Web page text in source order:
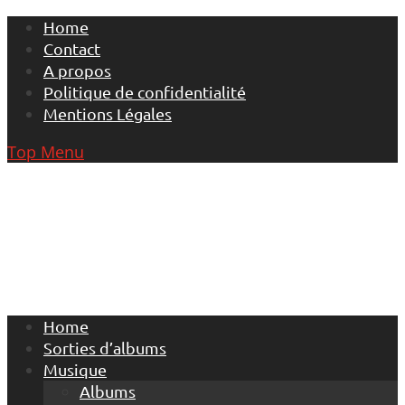
Skip
content
Home
Contact
A propos
Politique de confidentialité
Mentions Légales
Top Menu
Home
Sorties d’albums
Musique
Albums